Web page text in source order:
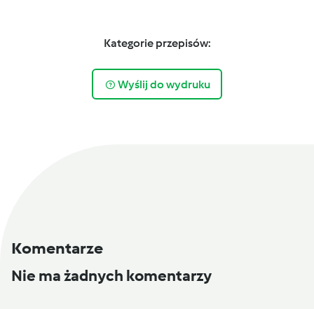
Kategorie przepisów:
Wyślij do wydruku
Komentarze
Nie ma żadnych komentarzy